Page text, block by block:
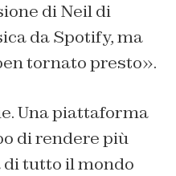
di Neil di
da Spotify, ma
tornato presto».
Una piattaforma
di rendere più
di tutto il mondo